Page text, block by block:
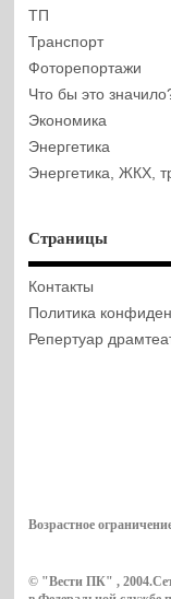
ТП
Транспорт
Фоторепортажи
Что бы это
Экономика
Энергетика
Энергетика, ЖКХ,
Страницы
Контакты
Политика
Репертуар
Возрастное
© "Вести ПК" ,